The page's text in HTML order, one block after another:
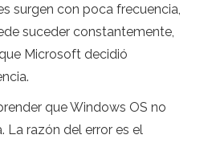
surgen con poca frecuencia,
suceder constantemente,
Microsoft decidió
que Windows OS no
La razón del error es el